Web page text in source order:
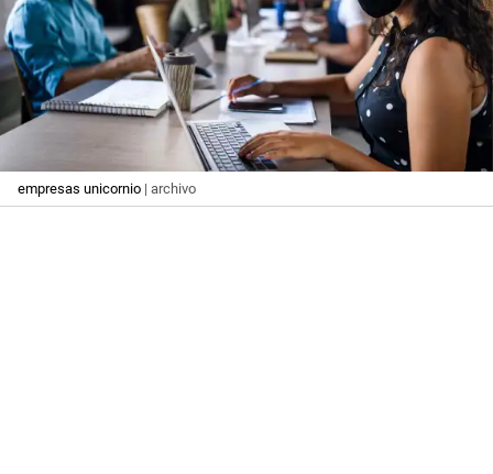
empresas unicornio | archivo